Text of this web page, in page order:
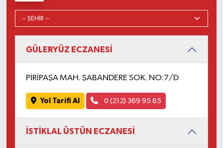
GÜLERYÜZ ECZANESİ
PİRİPAŞA MAH. ŞABANDERE SOK. NO:7/D
Yol Tarifi Al 0 (212) 369 95 85
İSTİKLAL ÜSTÜN ECZANESİ